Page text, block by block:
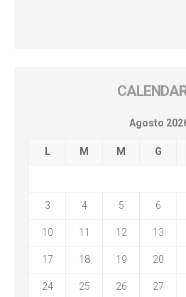
Agosto
L M M G
3 4 5 6
10 11 12 13
17 18 19 20
24 25 26 27